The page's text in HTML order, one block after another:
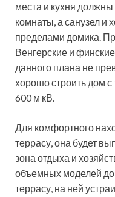
места и кухня
комнаты, а санузел и
пределами домика.
Венгерские и
данного плана не
хорошо строить дом с
600 м кВ.
Для комфортного
террасу, она будет
зона отдыха и
объемных моделей
террасу, на ней